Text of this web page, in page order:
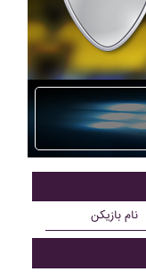
نام بازیکن